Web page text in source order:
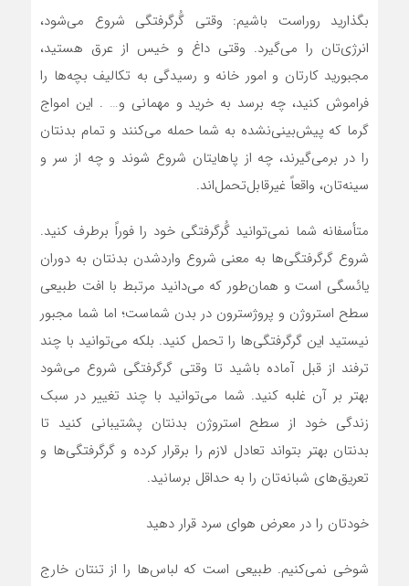
بگذارید روراست باشیم: وقتی گُرگرفتگی شروع می‌شود،
انرژی‌تان را می‌گیرد. وقتی داغ و خیس از عرق هستید،
مجبورید کارتان و امور خانه و رسیدگی به تکالیف بچه‌ها را
فراموش کنید، چه برسد به خرید و مهمانی و… . این امواج
گرما که پیش‌بینی‌نشده به شما حمله می‌کنند و تمام بدنتان
را در برمی‌گیرند، چه از پاهایتان شروع شوند و چه از سر و
سینه‌تان، واقعاً غیرقابل‌تحمل‌اند.
متأسفانه شما نمی‌توانید گُرگرفتگی خود را فوراً برطرف کنید.
شروع گرگرفتگی‌ها به معنی شروع واردشدن بدنتان به دوران
یائسگی است و همان‌طور که می‌دانید مرتبط با افت طبیعی
سطح استروژن و پروژسترون در بدن شماست؛ اما شما مجبور
نیستید این گرگرفتگی‌ها را تحمل کنید. بلکه می‌توانید با چند
ترفند از قبل آماده باشید تا وقتی گرگرفتگی شروع می‌شود
بهتر بر آن غلبه کنید. شما می‌توانید با چند تغییر در سبک
زندگی خود از سطح استروژن بدنتان پشتیبانی کنید تا
بدنتان بهتر بتواند تعادل لازم را برقرار کرده و گرگرفتگی‌ها و
تعریق‌های شبانه‌تان را به حداقل برسانید.
خودتان را در معرض هوای سرد قرار دهید
شوخی نمی‌کنیم. طبیعی است که لباس‌ها را از تنتان خارج